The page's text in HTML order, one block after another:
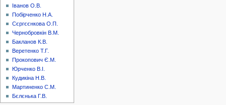
Іванов О.В.
Побірченко Н.А.
Сєргєєнкова О.П.
Чернобровкін В.М.
Бакланов К.В.
Веретенко Т.Г.
Прокопович Є.М.
Юрченко В.І.
Кудикіна Н.В.
Мартиненко С.М.
Бєлєнька Г.В.